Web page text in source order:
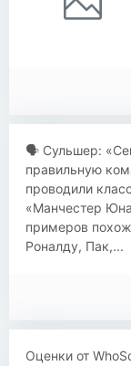
​​🗣 Сульшер:
правильную
проводили
«Манчестер
примеров
Роналду, Пак,...
Оценки от